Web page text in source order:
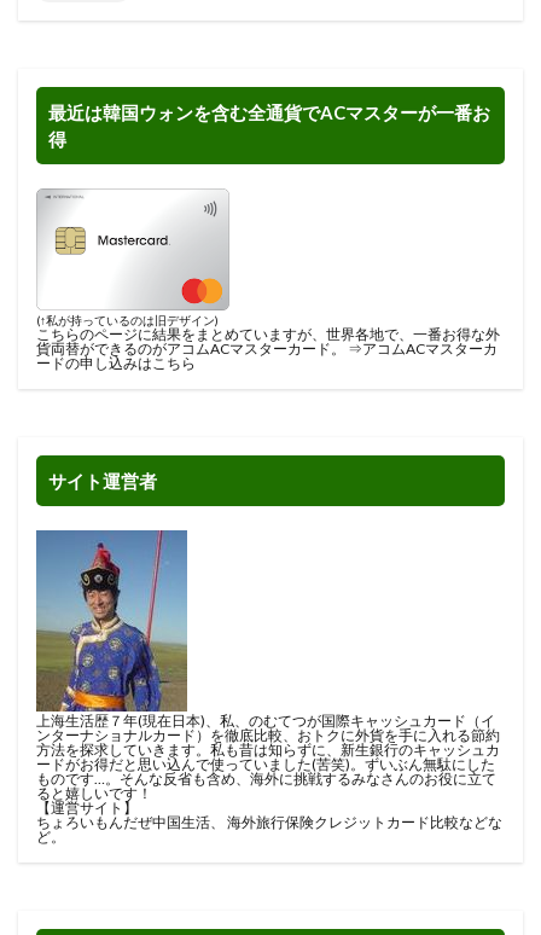
最近は韓国ウォンを含む全通貨でACマスターが一番お
得
(↑私が持っているのは旧デザイン)
こちらのページに結果をまとめていますが、世界各地で、一番お得な外
貨両替ができるのがアコムACマスターカード。 ⇒アコムACマスターカ
ードの申し込みはこちら
サイト運営者
上海生活歴７年(現在日本)、私、のむてつが国際キャッシュカード（イ
ンターナショナルカード）を徹底比較、おトクに外貨を手に入れる節約
方法を探求していきます。私も昔は知らずに、新生銀行のキャッシュカ
ードがお得だと思い込んで使っていました(苦笑)。ずいぶん無駄にした
ものです…。そんな反省も含め、海外に挑戦するみなさんのお役に立て
ると嬉しいです！
【運営サイト】
ちょろいもんだぜ中国生活、 海外旅行保険クレジットカード比較などな
ど。